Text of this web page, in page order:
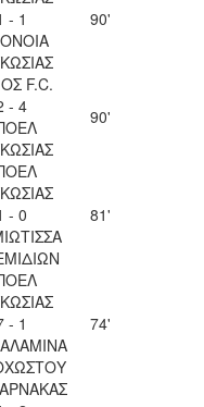
- 1
90'
F.C.
- 4
90'
- 0
81'
- 1
74'